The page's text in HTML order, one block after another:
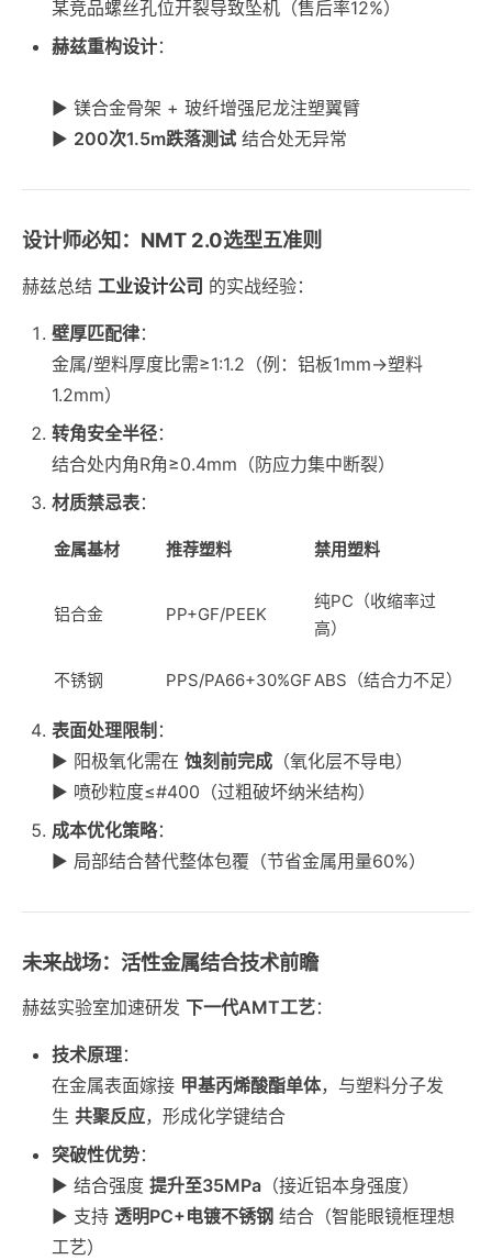
某竞品螺丝孔位开裂导致坠机（售后率12%）
赫兹重构设计：
▶ 镁合金骨架 + 玻纤增强尼龙注塑翼臂
▶ 200次1.5m跌落测试 结合处无异常
设计师必知：NMT 2.0选型五准则
赫兹总结 工业设计公司 的实战经验：
壁厚匹配律：
金属/塑料厚度比需≥1:1.2（例：铝板1mm→塑料
1.2mm）
转角安全半径：
结合处内角R角≥0.4mm（防应力集中断裂）
材质禁忌表：
金属基材 推荐塑料 禁用塑料
铝合金 PP+GF/PEEK
纯PC（收缩率过
高）
不锈钢 PPS/PA66+30%GF ABS（结合力不足）
表面处理限制 ：
▶ 阳极氧化需在蚀刻前完成 （氧化层不导电）
▶ 喷砂粒度≤#400（过粗破坏纳米结构）
成本优化策略：
▶ 局部结合替代整体包覆（节省金属用量60%）
未来战场：活性金属结合技术前瞻
赫兹实验室加速研发 下一代AMT工艺：
技术原理：
在金属表面嫁接 甲基丙烯酸酯单体，与塑料分子发
生共聚反应，形成化学键结合
突破性优势：
▶ 结合强度提升至35MPa （接近铝本身强度）
▶ 支持 透明PC+电镀不锈钢 结合（智能眼镜框理想
工艺）